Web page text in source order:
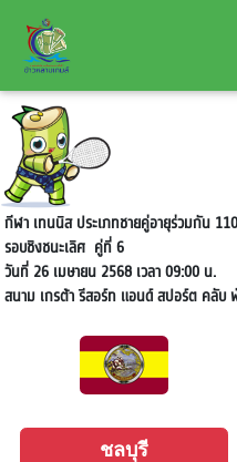
กีฬา เทนนิส ประเภทชายคู่อายุร่วมกัน
รอบชิงชนะเลิศคู่ที่ 6
วันที่ 26 เมษายน 2568 เวลา 09:00 น.
สนามเกรต้า รีสอร์ท แอนด์ สปอร์ต คลับ
ชลบุรี